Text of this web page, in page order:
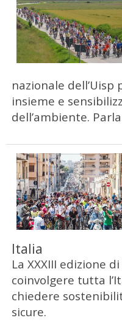
nazionale
insieme e
dell’ambiente.
Italia
La XXXIII edizione
coinvolgere tutta
chiedere
sicure.